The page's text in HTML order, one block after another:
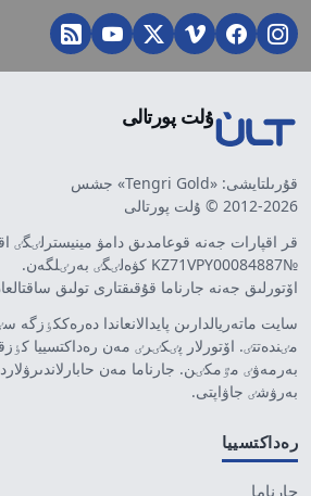
ۇلت پورتالى
قۇرىلتايشى: «Tengri Gold» جشس
2012-2026 © ۇلت پورتالى
قر اقپارات جەنە قوعامدىق دامۋ مينيسترلٸگٸ
№KZ71VPY00084887 كۋەلٸگٸ بەرٸلگەن.
اۆتورلىق جەنە جارناما قۇقىقتارى تولىق
سايت ماتەريالدارىن پايدالانعاندا
مٸندەتتٸ. اۆتورلار پٸكٸرٸ مەن رەداكتسييا
بەرمەۋٸ مٷمكٸن. جارناما مەن
بەرۋشٸ جاۋاپتى.
رەداكتسييا
جارناما